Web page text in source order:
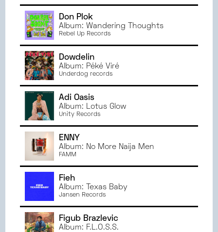
Don Plok
Album: Wandering Thoughts
Rebel Up Records
Dowdelin
Album: Péké Viré
Underdog records
Adi Oasis
Album: Lotus Glow
Unity Records
ENNY
Album: No More Naija Men
FAMM
Fieh
Album: Texas Baby
Jansen Records
Figub Brazlevic
Album: F.L.O.S.S.